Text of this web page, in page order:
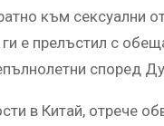
към сексуални
е прелъстил с
според
в Китай, отрече